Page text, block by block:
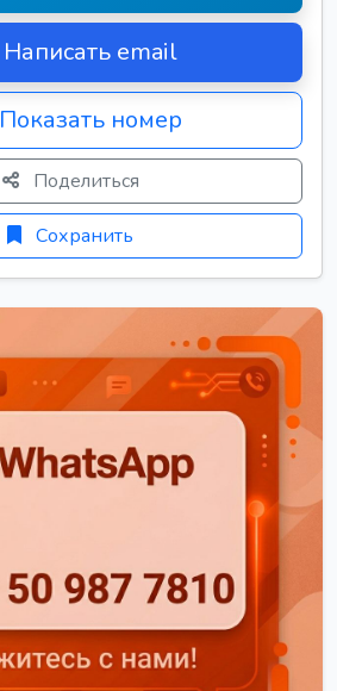
Написать email
Показать номер
Поделиться
Сохранить